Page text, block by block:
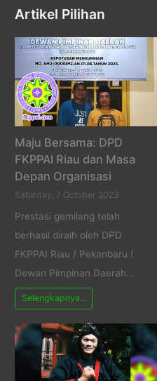
Artikel Pilihan
Maju Bersama: DPD
FKPPAI Riau dan Masa
Depan Organisasi
Saturday, 7 October 2023
Prestasi gemilang telah
berhasil diraih oleh DPD
FKPPAI Riau / Pekanbaru (
Dewan Pimpinan Daerah…
Selengkapnya...